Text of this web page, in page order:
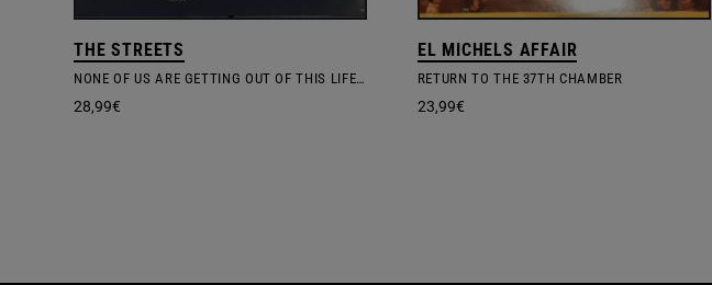
THE STREETS
NONE OF US ARE GETTING OUT OF THIS LIFE ALIVE
28,99€
EL MICHELS AFFAIR
RETURN TO THE 37TH CHAMBER
23,99€